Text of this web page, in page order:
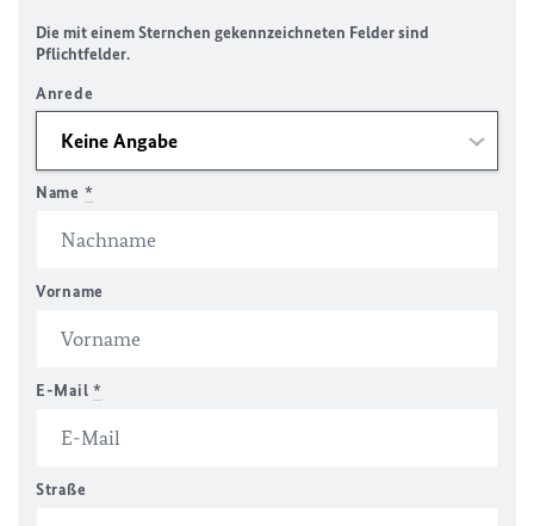
Die mit einem Sternchen gekennzeichneten Felder sind
Pflichtfelder.
Anrede
Name *
Vorname
E-Mail *
Straße